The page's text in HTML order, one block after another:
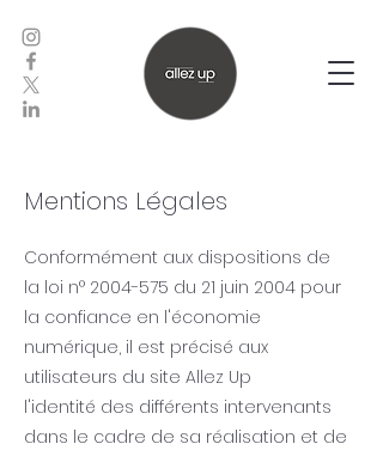
Mentions Légales
Conformément aux dispositions de
la loi n° 2004-575 du 21 juin 2004 pour
la confiance en l'économie
numérique, il est précisé aux
utilisateurs du site Allez Up
l'identité des différents intervenants
dans le cadre de sa réalisation et de